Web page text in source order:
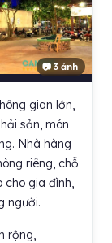
📷 3 ảnh
gian lớn,
sản, món
Nhà hàng
riêng, chỗ
cho gia đình,
người.
rộng,